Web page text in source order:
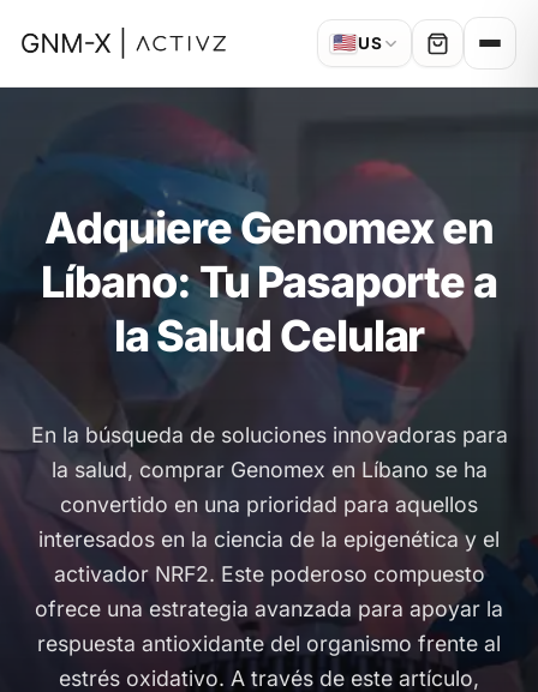
🇺🇸US
Adquiere Genomex en
Líbano: Tu Pasaporte a
la Salud Celular
En la búsqueda de soluciones innovadoras para
la salud, comprar Genomex en Líbano se ha
convertido en una prioridad para aquellos
interesados en la ciencia de la epigenética y el
activador NRF2. Este poderoso compuesto
ofrece una estrategia avanzada para apoyar la
respuesta antioxidante del organismo frente al
estrés oxidativo. A través de este artículo,